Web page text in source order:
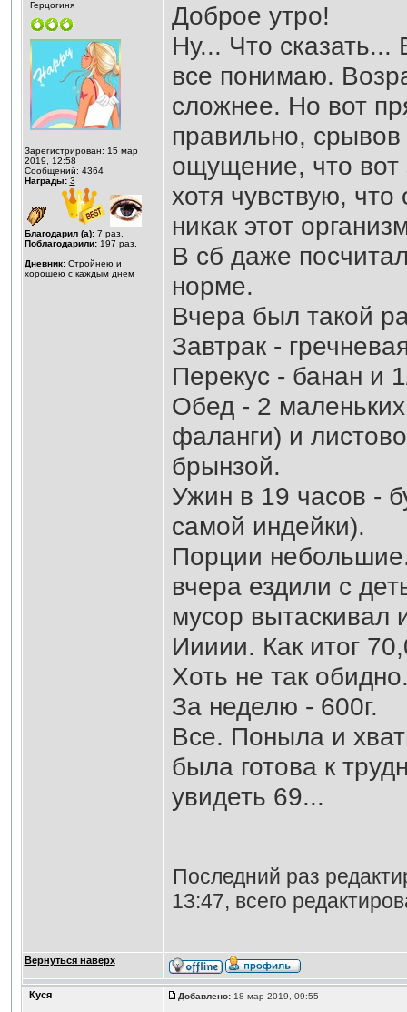
Герцогиня
Зарегистрирован: 15 мар
2019, 12:58
Сообщений: 4364
Награды: 3
Благодарил (а):7 раз.
Поблагодарили:197 раз.
Дневник: Стройнею и
хорошею с каждым днем
Доброе утро!
Ну... Что сказать...
все понимаю.
сложнее. Но вот
правильно,
ощущение, что вот
хотя чувствую, что
никак этот
В сб даже
норме.
Вчера был такой
Завтрак -
Перекус - банан и
Обед - 2
фаланги) и
брынзой.
Ужин в 19 часов -
самой индейки).
Порции
вчера ездили с
мусор вытаскивал
Иииии. Как итог
Хоть не так
За неделю - 600г.
Все. Поныла и
была готова к
увидеть 69...
Последний раз
13:47, всего
Вернуться наверх
Куся Добавлено:18 мар 2019, 09:55